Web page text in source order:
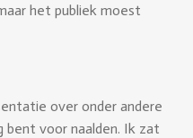
het publiek moest
over onder andere
bent voor naalden. Ik zat